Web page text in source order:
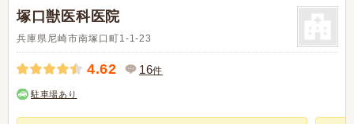
塚口獣医科医院
兵庫県尼崎市南塚口町1-1-23
4.62 16件
駐車場あり